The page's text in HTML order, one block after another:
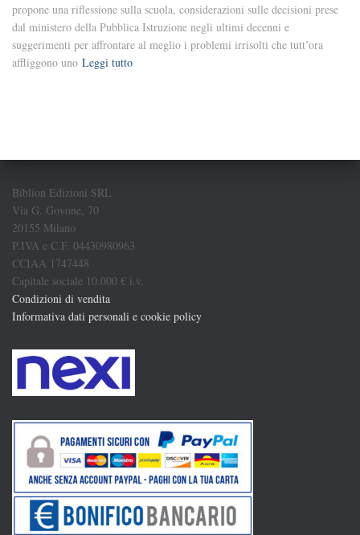
propone una riflessione sulla scuola, considerazioni sulle decisioni prese
dal ministero della Pubblica Istruzione negli ultimi decenni e
suggerimenti per affrontare al meglio i problemi irrisolti che tutt’ora
affliggono uno Leggi tutto
Biblion Edizioni SRL
Via G. Govone, 70
20155 Milano
P.IVA e C.F. 04430980963
CCIAA 1747448
Capitale sociale 10.000 € i.v.
Condizioni di vendita
Informativa dati personali e cookie policy